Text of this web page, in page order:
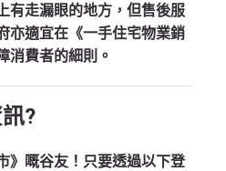
有走漏眼的地方，但售後服
亦適宜在《一手住宅物業銷
消費者的細則。
?
》嘅谷友！只要透過以下登